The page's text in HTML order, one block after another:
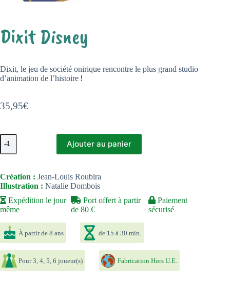
Dixit Disney
35,95€
Dixit, le jeu de société onirique rencontre le plus grand studio
d’animation de l’histoire !
quantité
de
Dixit
Ajouter au panier
Expédition le jour
même
Port offert à partir
de 80 €
Paiement
sécurisé
Création : Jean-Louis Roubira
Illustration : Natalie Dombois
À partir de 8 ans de 15 à 30 min.
Pour 3, 4, 5, 6 joueur(s) Fabrication Hors U.E.